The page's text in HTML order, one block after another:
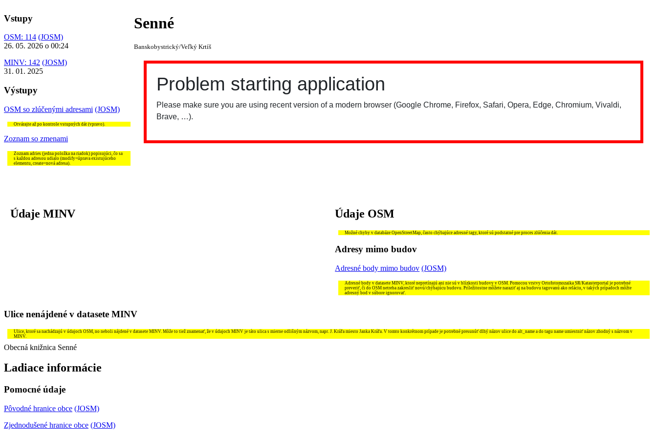
Vstupy
OSM: 114 (JOSM)
26. 05. 2026 o 00:24
MINV: 142 (JOSM)
31. 01. 2025
Výstupy
OSM so zlúčenými adresami (JOSM)
Otvárajte až po kontrole vstupných dát (vpravo).
Zoznam so zmenami
Zoznam adries (jedna položka na riadok) popisujúci, čo sa
s každou adresou udialo (modify=úprava existujúceho
elementu, create=nová adresa).
Senné
Banskobystrický/Veľký Krtíš
Údaje MINV Údaje OSM
Možné chyby v databáze OpenStreetMap, často chýbajúce adresné tagy, ktoré sú podstatné pre proces zlúčenia dát.
Adresy mimo budov
Adresné body mimo budov (JOSM)
Adresné body v datasete MINV, ktoré nepretínajú ani nie sú v blízkosti budovy v OSM. Pomocou vrstvy Ortofotomozaika SR/Katasterportal je potrebné
preveriť, či do OSM netreba zakresliť novú/chýbajúcu budovu. Príležitostne môžete naraziť aj na budovu tagovanú ako reláciu, v takých prípadoch môžte
adresný bod v súbore ignorovať.
Ulice nenájdené v datasete MINV
Ulice, ktoré sa nachádzajú v údajoch OSM, no neboli nájdené v datasete MINV. Môže to tiež znamenať, že v údajoch MINV je táto ulica s mierne odlišným názvom, napr. J. Kráľa miesto Janka Kráľa. V tomto konkrétnom prípade je potrebné presunúť dlhý názov ulice do alt_namea do tagu nameumiestniť názov zhodný s názvom v
MINV.
Obecná knižnica Senné
Ladiace informácie
Pomocné údaje
Pôvodné hranice obce (JOSM)
Zjednodušené hranice obce (JOSM)